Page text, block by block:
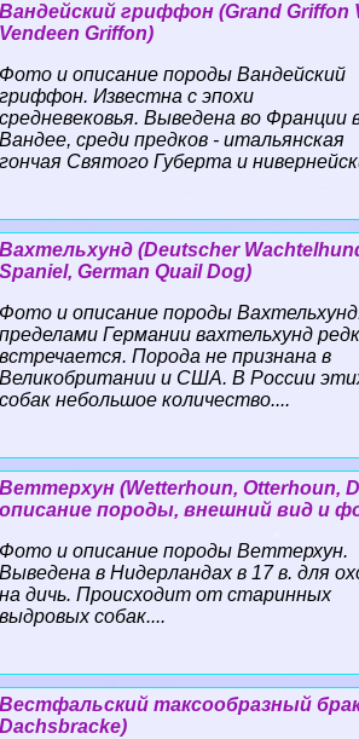
Вандейский гриффон (Grand Griffon
Vendeen Griffon)
Фото и описание породы Вандейский
гриффон. Известна с эпохи
средневековья. Выведена во Франции
Вандее, среди предков - итальянская
гончая Святого Губерта и
Вахтельхунд (Deutscher
Spaniel, German Quail Dog)
Фото и описание породы
пределами Германии вахтельхунд
встречается. Порода не признана в
Великобритании и США. В России
собак небольшое количество....
Веттерхун (Wetterhoun, Otterhoun,
описание породы, внешний вид и
Фото и описание породы Веттерхун.
Выведена в Нидерландах в 17 в. для
на дичь. Происходит от старинных
выдровых собак....
Вестфальский таксообразный
Dachsbracke)